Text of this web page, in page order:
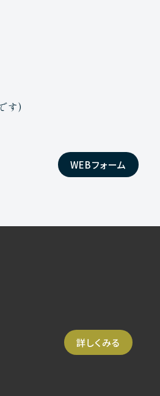
す)
WEBフォーム
詳しくみる